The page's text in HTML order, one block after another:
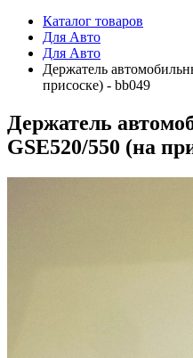
Каталог товаров
Для Авто
Для Авто
Держатель
присоске) - bb049
Держатель
GSE520/550 (на